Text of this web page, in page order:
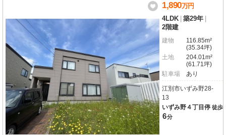
1,890万円
4LDK 築29年
2階建
建物
116.85m²
(35.34坪)
土地
204.01m²
(61.71坪)
駐車場
あり
江別市いずみ野28-
13
いずみ野４丁目停 徒歩
6分